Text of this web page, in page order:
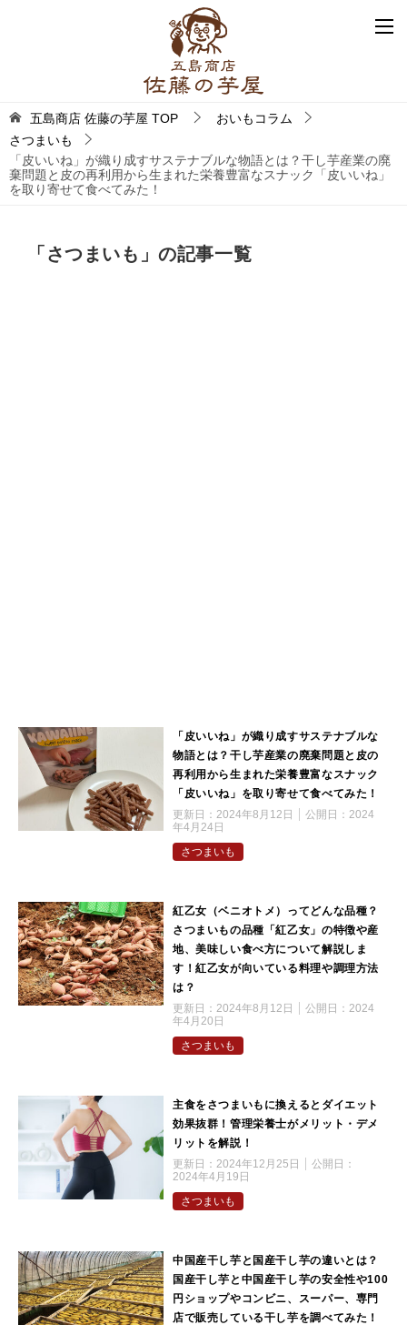
五島商店 佐藤の芋屋 TOP
おいもコラム
さつまいも
「皮いいね」が織り成すサステナブルな物語とは？干し芋産業の廃
棄問題と皮の再利用から生まれた栄養豊富なスナック「皮いいね」
を取り寄せて食べてみた！
「さつまいも」の記事一覧
「皮いいね」が織り成すサステナブルな
物語とは？干し芋産業の廃棄問題と皮の
再利用から生まれた栄養豊富なスナック
「皮いいね」を取り寄せて食べてみた！
更新日： 2024年8月12日 公開日： 2024
年4月24日
さつまいも
紅乙女（ベニオトメ）ってどんな品種？
さつまいもの品種「紅乙女」の特徴や産
地、美味しい食べ方について解説しま
す！紅乙女が向いている料理や調理方法
は？
更新日： 2024年8月12日 公開日： 2024
年4月20日
さつまいも
主食をさつまいもに換えるとダイエット
効果抜群！管理栄養士がメリット・デメ
リットを解説！
更新日： 2024年12月25日
公開日：
2024年4月19日
さつまいも
中国産干し芋と国産干し芋の違いとは？
国産干し芋と中国産干し芋の安全性や100
円ショップやコンビニ、スーパー、専門
店で販売している干し芋を調べてみた！